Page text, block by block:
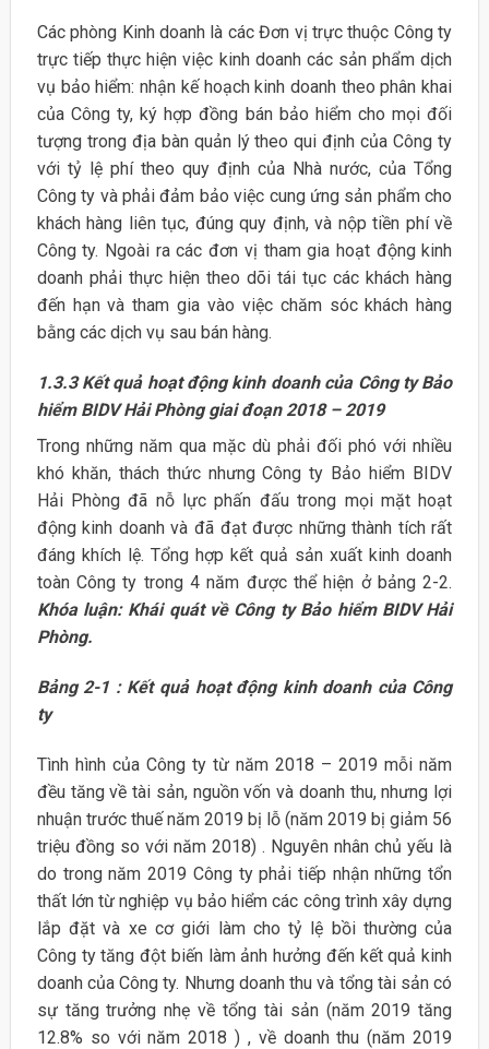
Các phòng Kinh doanh là các Đơn vị trực thuộc Công ty
trực tiếp thực hiện việc kinh doanh các sản phẩm dịch
vụ bảo hiểm: nhận kế hoạch kinh doanh theo phân khai
của Công ty, ký hợp đồng bán bảo hiểm cho mọi đối
tượng trong địa bàn quản lý theo qui định của Công ty
với tỷ lệ phí theo quy định của Nhà nước, của Tổng
Công ty và phải đảm bảo việc cung ứng sản phẩm cho
khách hàng liên tục, đúng quy định, và nộp tiền phí về
Công ty. Ngoài ra các đơn vị tham gia hoạt động kinh
doanh phải thực hiện theo dõi tái tục các khách hàng
đến hạn và tham gia vào việc chăm sóc khách hàng
bằng các dịch vụ sau bán hàng.
1.3.3 Kết quả hoạt động kinh doanh của Công ty Bảo
hiểm BIDV Hải Phòng giai đoạn 2018 – 2019
Trong những năm qua mặc dù phải đối phó với nhiều
khó khăn, thách thức nhưng Công ty Bảo hiểm BIDV
Hải Phòng đã nỗ lực phấn đấu trong mọi mặt hoạt
động kinh doanh và đã đạt được những thành tích rất
đáng khích lệ. Tổng hợp kết quả sản xuất kinh doanh
toàn Công ty trong 4 năm được thể hiện ở bảng 2-2.
Khóa luận: Khái quát về Công ty Bảo hiểm BIDV Hải
Phòng.
Bảng 2-1 : Kết quả hoạt động kinh doanh của Công
ty
Tình hình của Công ty từ năm 2018 – 2019 mỗi năm
đều tăng về tài sản, nguồn vốn và doanh thu, nhưng lợi
nhuận trước thuế năm 2019 bị lỗ (năm 2019 bị giảm 56
triệu đồng so với năm 2018) . Nguyên nhân chủ yếu là
do trong năm 2019 Công ty phải tiếp nhận những tổn
thất lớn từ nghiệp vụ bảo hiểm các công trình xây dựng
lắp đặt và xe cơ giới làm cho tỷ lệ bồi thường của
Công ty tăng đột biến làm ảnh hưởng đến kết quả kinh
doanh của Công ty. Nhưng doanh thu và tổng tài sản có
sự tăng trưởng nhẹ về tổng tài sản (năm 2019 tăng
12.8% so với năm 2018 ) , về doanh thu (năm 2019